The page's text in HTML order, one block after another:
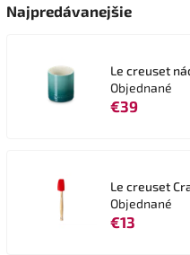
Najpredávanejšie
Le creuset
Objednané
€39
Le creuset
Objednané
€13